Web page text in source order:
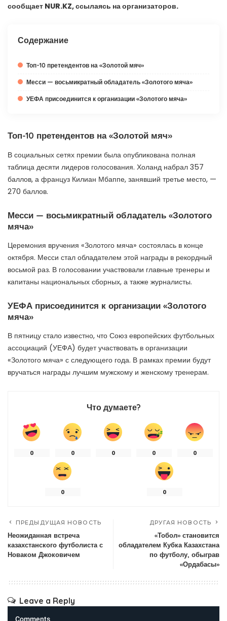
сообщает NUR.KZ, ссылаясь на организаторов.
Содержание
Топ-10 претендентов на «Золотой мяч»
Месси — восьмикратный обладатель «Золотого мяча»
УЕФА присоединится к организации «Золотого мяча»
Топ-10 претендентов на «Золотой мяч»
В социальных сетях премии была опубликована полная
таблица десяти лидеров голосования. Холанд набрал 357
баллов, а француз Килиан Мбаппе, занявший третье место, —
270 баллов.
Месси — восьмикратный обладатель «Золотого
мяча»
Церемония вручения «Золотого мяча» состоялась в конце
октября. Месси стал обладателем этой награды в рекордный
восьмой раз. В голосовании участвовали главные тренеры и
капитаны национальных сборных, а также журналисты.
УЕФА присоединится к организации «Золотого
мяча»
В пятницу стало известно, что Союз европейских футбольных
ассоциаций (УЕФА) будет участвовать в организации
«Золотого мяча» с следующего года. В рамках премии будут
вручаться награды лучшим мужскому и женскому тренерам.
Что думаете?
0 0 0 0 0
0 0
ПРЕДЫДУЩАЯ НОВОСТЬ
Неожиданная встреча
казахстанского футболиста с
Новаком Джоковичем
ДРУГАЯ НОВОСТЬ
«Тобол» становится
обладателем Кубка Казахстана
по футболу, обыграв
«Ордабасы»
Leave a Reply